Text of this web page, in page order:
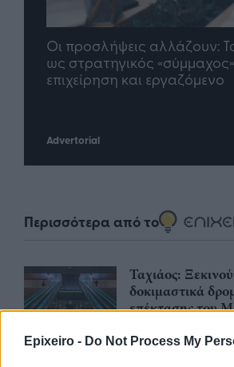
Epixeiro - Do Not Process My
Jobfind.gr
κάθε
TP Greece: Πώς
μέλλον του Insurance
Advertorial
Περισσότερα από το
Ταχιάος:
δοκιμαστικά
επέκτασης του
Καλαμαριά